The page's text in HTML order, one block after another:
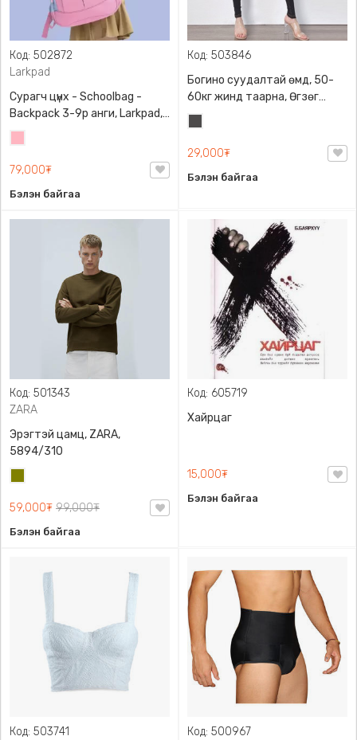
Код: 502872
Larkpad
Сурагч цүнх - Schoolbag -
Backpack 3-9р анги, Larkpad,
9009-10128, Цацруулагчтай,
Олон тасалгаатай
79,000₮
Бэлэн байгаа
Код: 503846
Богино суудалтай өмд, 50-
60кг жинд таарна, Өгзөг
өргөгчтэй
29,000₮
Бэлэн байгаа
Код: 501343
ZARA
Эрэгтэй цамц, ZARA,
5894/310
59,000₮ 99,000₮
Бэлэн байгаа
Код: 605719
Хайрцаг
15,000₮
Бэлэн байгаа
Код: 503741
Код: 500967